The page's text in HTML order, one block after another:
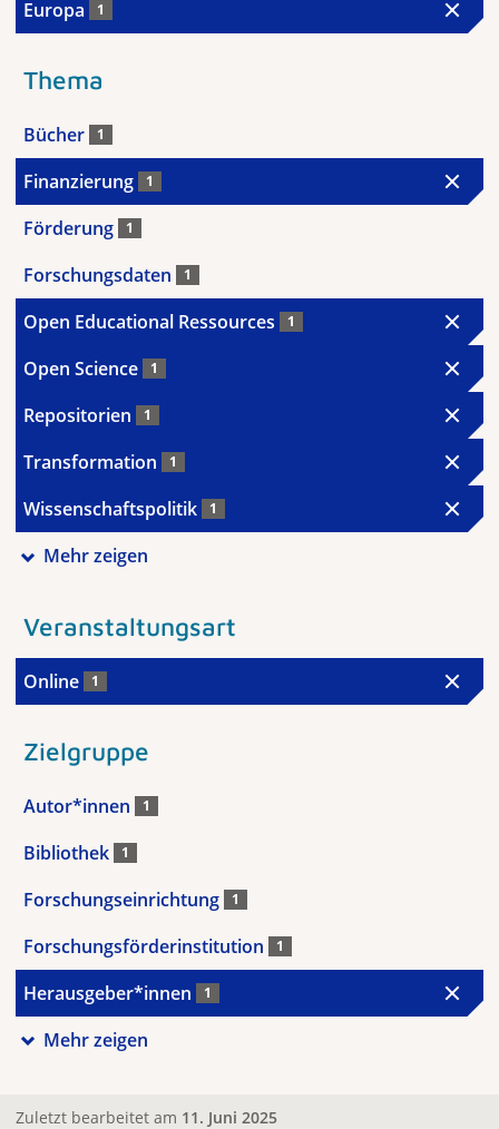
Europa 1
Thema
Bücher 1
Finanzierung 1
Förderung 1
Forschungsdaten 1
Open Educational Ressources 1
Open Science 1
Repositorien 1
Transformation 1
Wissenschaftspolitik 1
Mehr zeigen
Veranstaltungsart
Online 1
Zielgruppe
Autor*innen 1
Bibliothek 1
Forschungseinrichtung 1
Forschungsförderinstitution 1
Herausgeber*innen 1
Mehr zeigen
Zuletzt bearbeitet am 11. Juni 2025